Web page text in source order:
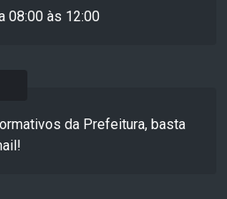
08:00 às 12:00
da Prefeitura, basta